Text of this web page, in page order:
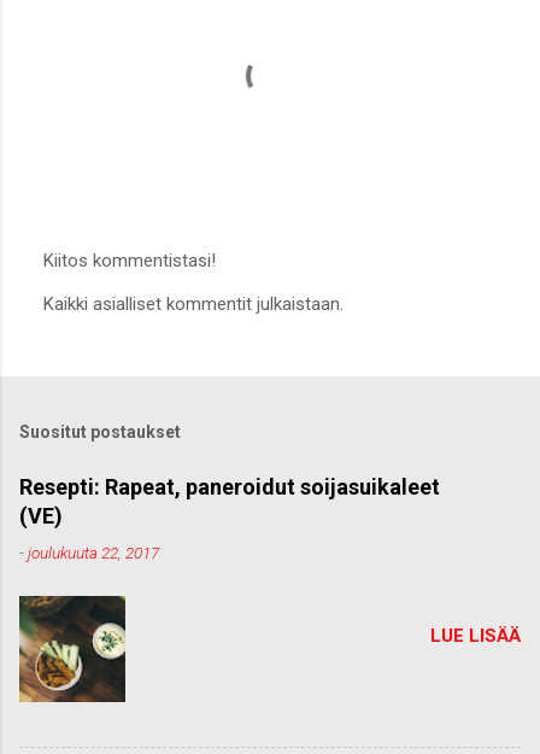
ä
o
m
e
n
t
Kiitos kommentistasi!
Kaikki asialliset kommentit julkaistaan.
Suositut postaukset
Resepti: Rapeat, paneroidut soijasuikaleet
(VE)
-joulukuuta 22, 2017
LUE LISÄÄ